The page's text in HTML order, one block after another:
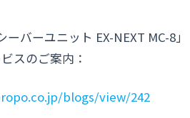
ーバーユニット EX-NEXT MC-8」
スのご案内：
blogs/view/242